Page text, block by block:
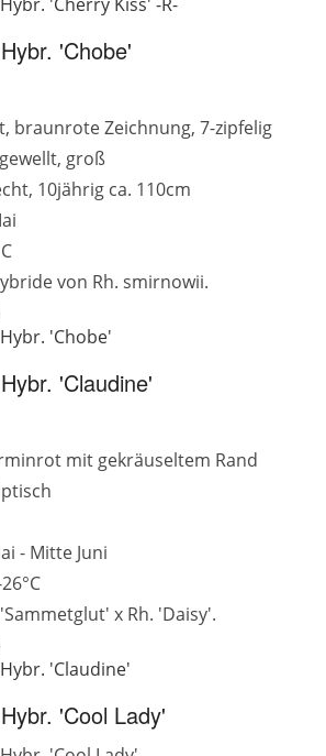
'Chobe'
braunrote Zeichnung, 7-zipfelig
groß
10jährig ca. 110cm
von Rh. smirnowii.
'Claudine'
mit gekräuseltem Rand
- Mitte Juni
x Rh. 'Daisy'.
'Cool Lady'